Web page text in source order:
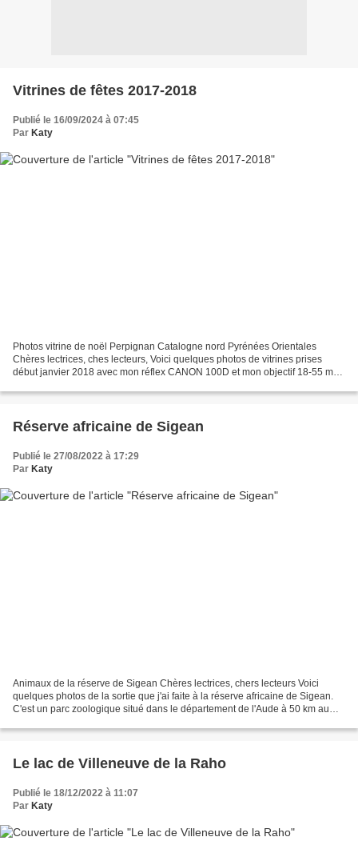
Vitrines de fêtes 2017-2018
Publié le 16/09/2024 à 07:45
Par Katy
Photos vitrine de noël Perpignan Catalogne nord Pyrénées Orientales
Chères lectrices, ches lecteurs, Voici quelques photos de vitrines prises
début janvier 2018 avec mon réflex CANON 100D et mon objectif 18-55 mm
Réserve africaine de Sigean
Publié le 27/08/2022 à 17:29
Par Katy
Animaux de la réserve de Sigean Chères lectrices, chers lecteurs Voici
quelques photos de la sortie que j'ai faite à la réserve africaine de Sigean.
C'est un parc zoologique situé dans le département de l'Aude à 50 km au
Le lac de Villeneuve de la Raho
Publié le 18/12/2022 à 11:07
Par Katy